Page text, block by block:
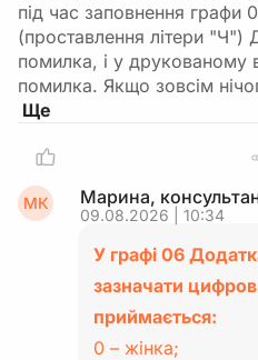
під час заповнення графи
(проставлення літери "Ч")
помилка, і у друкованому
помилка. Якщо зовсім
МК Марина,
09.08.2026 | 10:34
У графі 06
зазначати
приймається:
0 – жінка;